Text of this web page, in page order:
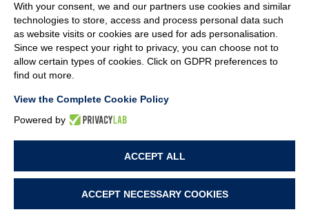
SOCIÉTÉ
SERVICE CLIENTS
CONTACTEZ-NOUS
TERMS & CONDITIONS
CODE OF ETHICS
WHISTLEBLOWING
COOKIE POLICY
COOKIE PREFERENCES
With your consent, we and our partners use cookies and similar
technologies to store, access and process personal data such
as website visits or cookies are used for ads personalisation.
Since we respect your right to privacy, you can choose not to
allow certain types of cookies. Click on GDPR preferences to
find out more.
View the Complete Cookie Policy
Powered by
ACCEPT ALL
ACCEPT NECESSARY COOKIES